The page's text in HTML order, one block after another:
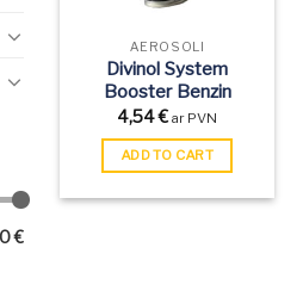
€
AEROSOLI
Divinol System
Booster Benzin
4,54€ ar PVN
ADD TO CART